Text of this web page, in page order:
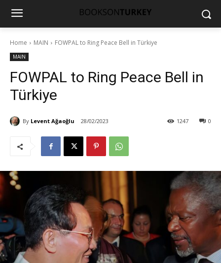
Home MAIN FOWPAL to Ring Peace Bell in Türkiye
MAIN
FOWPAL to Ring Peace Bell in
Türkiye
By Levent Ağaoğlu 28/02/2023 0
1247